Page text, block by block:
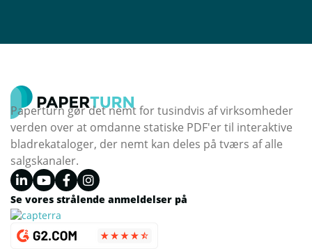
Paperturn gør det nemt for tusindvis af virksomheder
verden over at omdanne statiske PDF'er til interaktive
bladrekataloger, der nemt kan deles på tværs af alle
salgskanaler.
Se vores strålende anmeldelser på